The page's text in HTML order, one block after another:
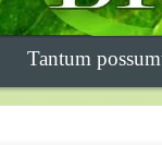
Tantum